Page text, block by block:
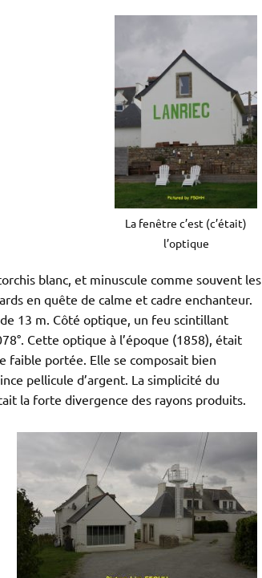
La fenêtre c’est (c’était)
l’optique
blanc, et minuscule comme souvent les
en quête de calme et cadre enchanteur.
de 13 m. Côté optique, un feu scintillant
Cette optique à l’époque (1858), était
faible portée. Elle se composait bien
pellicule d’argent. La simplicité du
la forte divergence des rayons produits.